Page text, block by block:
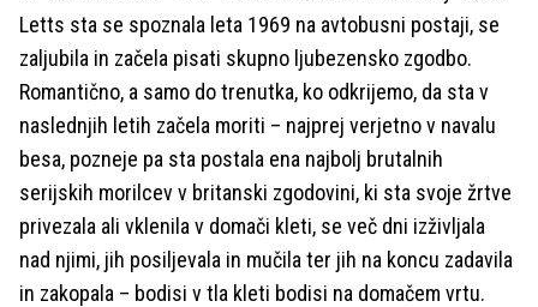
Letts sta se spoznala leta 1969 na avtobusni postaji, se
zaljubila in začela pisati skupno ljubezensko zgodbo.
Romantično, a samo do trenutka, ko odkrijemo, da sta v
naslednjih letih začela moriti – najprej verjetno v navalu
besa, pozneje pa sta postala ena najbolj brutalnih
serijskih morilcev v britanski zgodovini, ki sta svoje žrtve
privezala ali vklenila v domači kleti, se več dni izživljala
nad njimi, jih posiljevala in mučila ter jih na koncu zadavila
in zakopala – bodisi v tla kleti bodisi na domačem vrtu.